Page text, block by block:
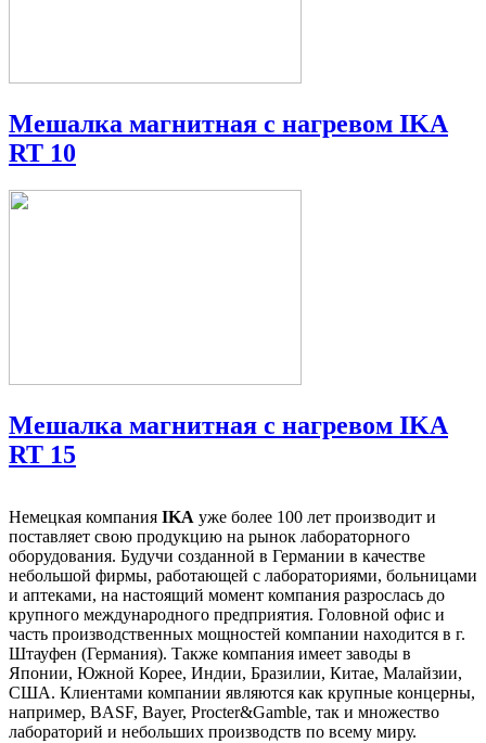
Мешалка магнитная с нагревом IKA
RT 10
Мешалка магнитная с нагревом IKA
RT 15
Немецкая компания IKA уже более 100 лет производит и
поставляет свою продукцию на рынок лабораторного
оборудования. Будучи созданной в Германии в качестве
небольшой фирмы, работающей с лабораториями, больницами
и аптеками, на настоящий момент компания разрослась до
крупного международного предприятия. Головной офис и
часть производственных мощностей компании находится в г.
Штауфен (Германия). Также компания имеет заводы в
Японии, Южной Корее, Индии, Бразилии, Китае, Малайзии,
США. Клиентами компании являются как крупные концерны,
например, BASF, Bayer, Procter&Gamble, так и множество
лабораторий и небольших производств по всему миру.